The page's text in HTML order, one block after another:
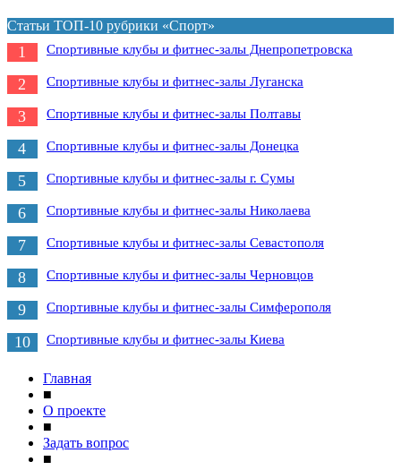
Статьи ТОП-10 рубрики «Спорт»
1 Спортивные клубы и фитнес-залы Днепропетровска
2 Спортивные клубы и фитнес-залы Луганска
3 Спортивные клубы и фитнес-залы Полтавы
4 Cпортивные клубы и фитнес-залы Донецка
5 Спортивные клубы и фитнес-залы г. Сумы
6 Спортивные клубы и фитнес-залы Николаева
7 Спортивные клубы и фитнес-залы Севастополя
8 Спортивные клубы и фитнес-залы Черновцов
9 Спортивные клубы и фитнес-залы Симферополя
10 Спортивные клубы и фитнес-залы Киева
Главная
■
О проекте
■
Задать вопрос
■